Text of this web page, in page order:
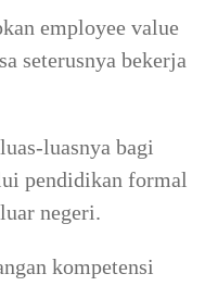
employee value
seterusnya bekerja
luasnya bagi
pendidikan formal
negeri.
kompetensi